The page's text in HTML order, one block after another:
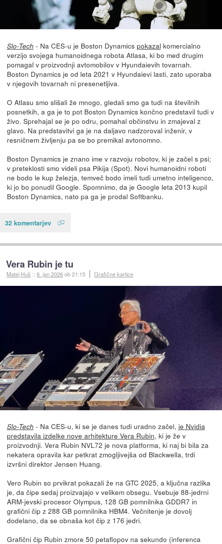
Slo-Tech - Na CES-u je Boston Dynamics pokazal komercialno
verzijo svojega humanoidnega robota Atlasa, ki bo med drugim
pomagal v proizvodnji avtomobilov v Hyundaievih tovarnah.
Boston Dynamics je od leta 2021 v Hyundaievi lasti, zato uporaba
v njegovih tovarnah ni presenetljiva.
O Atlasu smo slišali že mnogo, gledali smo ga tudi na številnih
posnetkih, a ga je to pot Boston Dynamics končno predstavil tudi v
živo. Sprehajal se je po odru, pomahal občinstvu in zmajeval z
glavo. Na predstavitvi ga je na daljavo nadzoroval inženir, v
resničnem življenju pa se bo premikal avtonomno.
Boston Dynamics je znano ime v razvoju robotov, ki je začel s psi;
v preteklosti smo videli psa Pikija (Spot). Novi humanoidni roboti
ne bodo le kup železja, temveč bodo imeli tudi umetno inteligenco,
ki jo bo ponudil Google. Spomnimo, da je Google leta 2013 kupil
Boston Dynamics, nato pa ga je prodal Softbanku.
32 komentarjev
Vera Rubin je tu
Matej Huš ::6. jan 2026ob 21:15 Grafične kartice
Slo-Tech - Na CES-u, ki se je danes tudi uradno začel, je Nvidia
predstavila izdelke nove arhitekture Vera Rubin, ki je že v
proizvodnji. Vera Rubin NVL72 je nova platforma, ki naj bi bila za
nekatera opravila kar petkrat zmogljivejša od Blackwella, trdi
izvršni direktor Jensen Huang.
Vero Rubin so prvikrat pokazali že na GTC 2025, a ključna razlika
je, da čipe sedaj proizvajajo v velikem obsegu. Vsebuje 88-jedrni
ARM-jevski procesor Olympus, 128 GB pomnilnika GDDR7 in
grafični čip z 288 GB pomnilnika HBM4. Večnitenje je dovolj
dodelano, da se obnaša kot čip z 176 jedri.
Grafični čip Rubin zmore 50 petaflopov na sekundo (inferenca